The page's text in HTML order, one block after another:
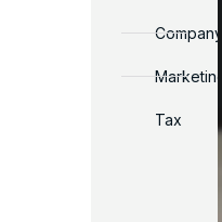
Company
Marketing
Tax